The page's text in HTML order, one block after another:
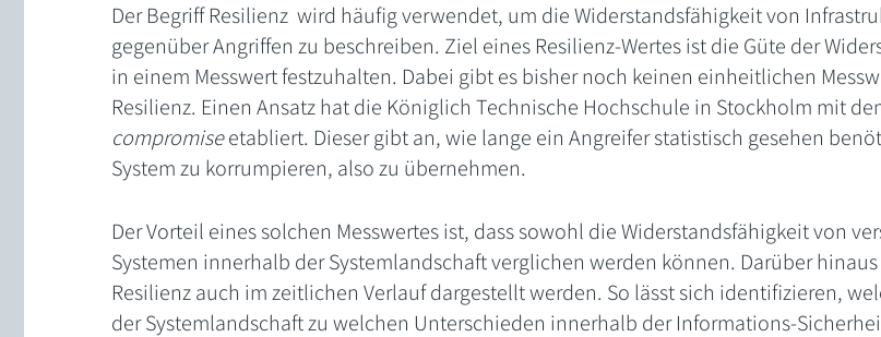
Der Begriff Resilienz wird häufig verwendet, um die Widerstandsfähigkeit von
gegenüber Angriffen zu beschreiben. Ziel eines Resilienz-Wertes ist die Güte der
in einem Messwert festzuhalten. Dabei gibt es bisher noch keinen einheitlichen
Resilienz. Einen Ansatz hat die Königlich Technische Hochschule in Stockholm mit
compromiseetabliert. Dieser gibt an, wie lange ein Angreifer statistisch gesehen
System zu korrumpieren, also zu übernehmen.
Der Vorteil eines solchen Messwertes ist, dass sowohl die Widerstandsfähigkeit von
Systemen innerhalb der Systemlandschaft verglichen werden können. Darüber
Resilienz auch im zeitlichen Verlauf dargestellt werden. So lässt sich identifizieren,
der Systemlandschaft zu welchen Unterschieden innerhalb der Informations-